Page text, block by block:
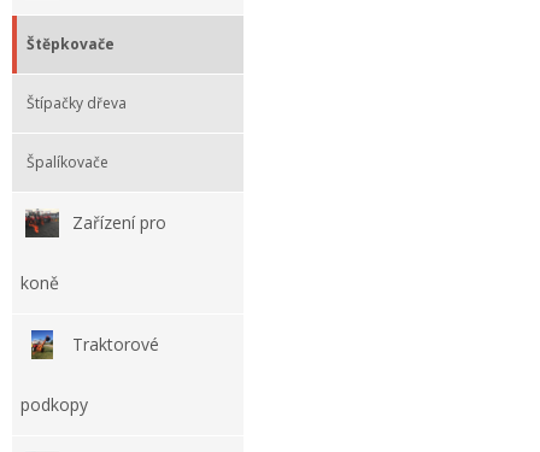
Štěpkovače
Štípačky dřeva
Špalíkovače
Zařízení pro
koně
Traktorové
podkopy